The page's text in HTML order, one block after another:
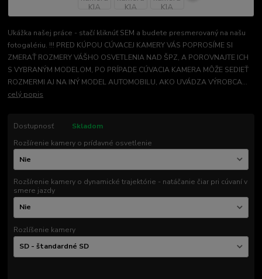
Ukážka našej práce - stačí kliknúť SEM a budete presmerovaný na našu
fotogalériu. !!! PRED KÚPOU CÚVACEJ KAMERY VÁS POPROSÍME SI
ZMERAŤ ROZMERY VÁŠHO OSVETLENIA NAD ŠPZ, A POROVNAJTE ICH
S VYBRANÝM MODELOM, PO PRÍPADE CÚVACIA KAMERA MÔŽE SEDIEŤ
ROZMERMI AJ NA INÝ MODEL AUTOMOBILU, AKO UVÁDZA VÝROBCA...
celý popis
Dostupnosť
Skladom
Rozšírenie kamery o prídavné osvetlenie
Rozšírenie kamery o dynamické trajektórie - natáčanie čiar pri cúvaní v
smere jazdy
Rozlíšenie kamery